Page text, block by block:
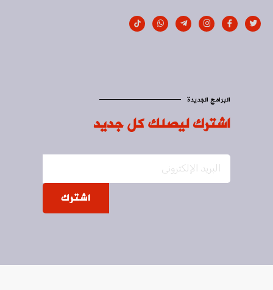
البرامج الجديدة
اشترك ليصلك كل جديد
اشترك